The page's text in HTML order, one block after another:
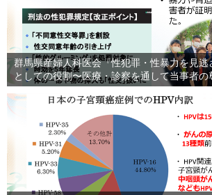
群馬県産婦人科医会『性犯罪・性暴力を見逃
としての役割〜医療・診察を通して当事者の